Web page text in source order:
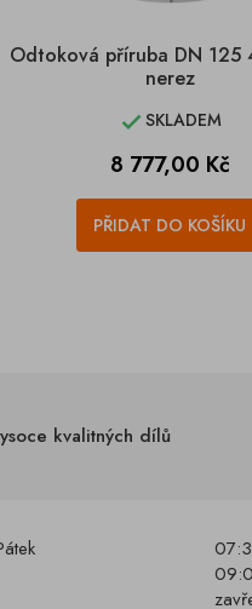
Odtoková příruba DN 125
nerez
SKLADEM
Cena
8 777,00 Kč
PŘIDAT DO KOŠÍKU
kvalitných dílů